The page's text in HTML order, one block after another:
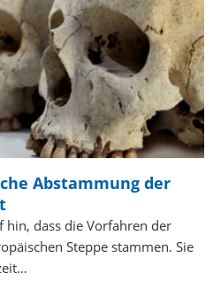
Abstammung der
hin, dass die Vorfahren der
Steppe stammen. Sie